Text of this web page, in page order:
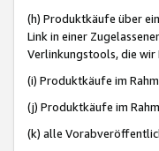
(h) Produktkäufe über
Link in einer
Verlinkungstools, die
(i) Produktkäufe im
(j) Produktkäufe im
(k) alle